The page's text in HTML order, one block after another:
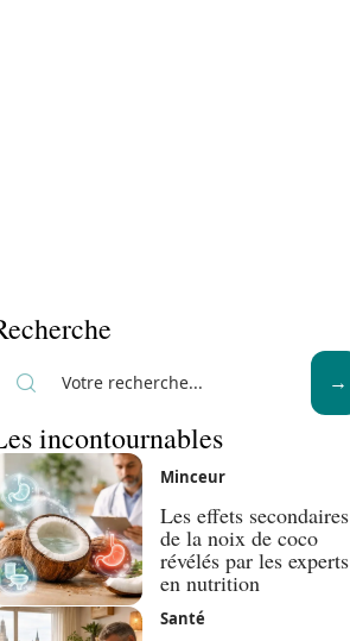
incontournables
Minceur
Les effets secondaires
de la noix de coco
révélés par les experts
en nutrition
Santé